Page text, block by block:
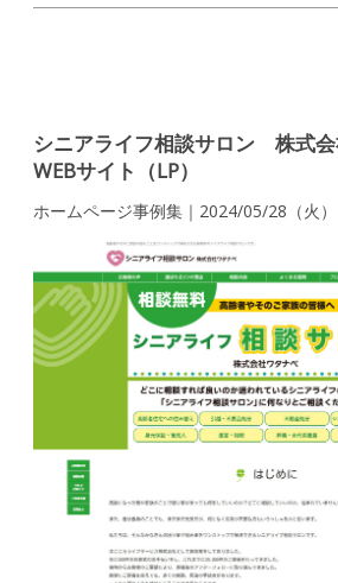
シニアライフ相談サロン 株式
WEBサイト（LP）
ホームページ事例集｜2024/05/28（火）